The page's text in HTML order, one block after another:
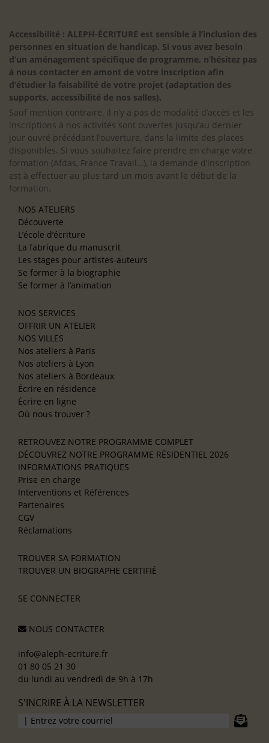
Accessibilité : ALEPH-ÉCRITURE est sensible à l’inclusion des
personnes en situation de handicap. Si vous avez besoin
d’un aménagement spécifique de programme, n’hésitez pas
à nous contacter en amont de votre inscription afin
d’étudier la faisabilité de votre projet (adaptation des
supports, accessibilité de nos salles).
Sauf mention contraire, il n’y a pas de modalité d’accès et les
inscriptions à nos activités sont ouvertes jusqu’au dernier
jour ouvré précédant l’ouverture, dans la limite des places
disponibles. Si vous souhaitez faire prendre en charge votre
formation (Afdas, France Travail…), la demande d’inscription
est à effectuer au plus tard un mois avant le début de la
formation.
NOS ATELIERS
Découverte
L’école d’écriture
La fabrique du manuscrit
Les stages pour artistes-auteurs
Se former à la biographie
Se former à l’animation
NOS SERVICES
OFFRIR UN ATELIER
NOS VILLES
Nos ateliers à Paris
Nos ateliers à Lyon
Nos ateliers à Bordeaux
Écrire en résidence
Écrire en ligne
Où nous trouver ?
RETROUVEZ NOTRE PROGRAMME COMPLET
DÉCOUVREZ NOTRE PROGRAMME RÉSIDENTIEL 2026
INFORMATIONS PRATIQUES
Prise en charge
Interventions et Références
Partenaires
CGV
Réclamations
TROUVER SA FORMATION
TROUVER UN BIOGRAPHE CERTIFIÉ
SE CONNECTER
NOUS CONTACTER
info@aleph-ecriture.fr
01 80 05 21 30
du lundi au vendredi de 9h à 17h
S'INCRIRE À LA NEWSLETTER